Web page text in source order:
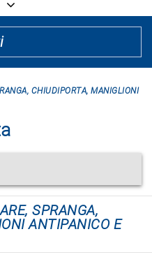
CHIUDIPORTA, MANIGLIONI
SPRANGA,
ANTIPANICO E